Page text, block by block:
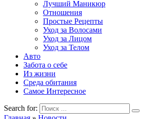
Лучший Маникюр
Отношения
Простые Рецепты
Уход за Волосами
Уход за Лицом
Уход за Телом
Авто
Забота о себе
Из жизни
Среда обитания
Самое Интересное
Search for: